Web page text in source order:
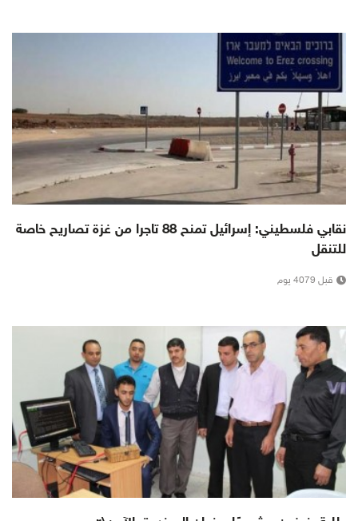
نقابي فلسطيني: إسرائيل تمنح 88 تاجرا من غزة تصاريح خاصة
للتنقل
قبل 4079 يوم